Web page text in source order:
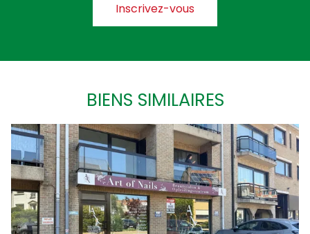
Inscrivez-vous
BIENS SIMILAIRES